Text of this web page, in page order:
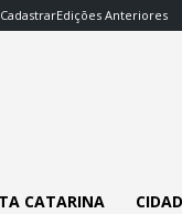
Edições Anteriores
CATARINA